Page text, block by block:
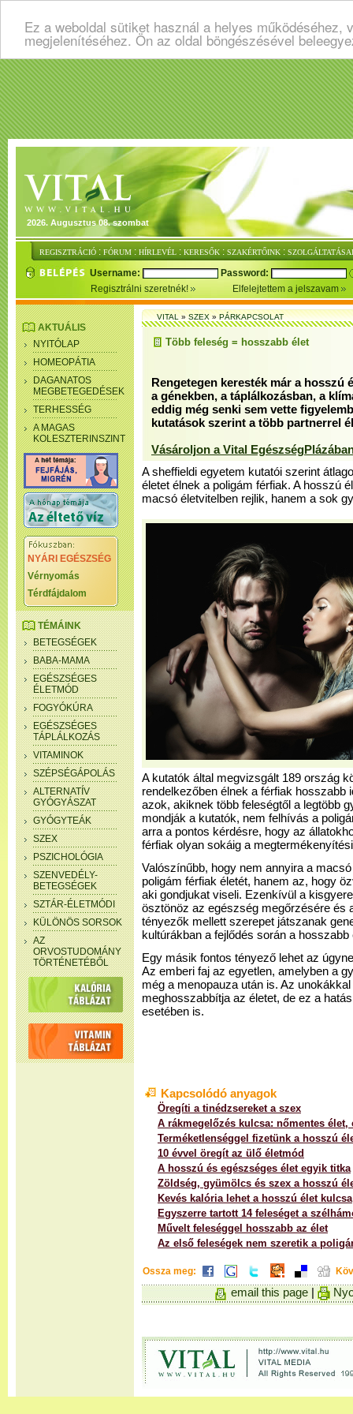
Ez a weboldal sütiket használ a helyes
megjelenítéséhez. Ön az oldal böngészésével
2026. Augusztus 08. szombat
REGISZTRÁCIÓ : FÓRUM : HÍRLEVÉL : KERESŐK : SZAKÉRTŐINK :
Username:
Password:
Regisztrálni szeretnék!
Elfelejtettem a jelszavam
AKTUÁLIS
NYITÓLAP
HOMEOPÁTIA
DAGANATOS
MEGBETEGEDÉSEK
TERHESSÉG
A MAGAS
KOLESZTERINSZINT
NYÁRI EGÉSZSÉG
Vérnyomás
Térdfájdalom
TÉMÁINK
BETEGSÉGEK
BABA-MAMA
EGÉSZSÉGES
ÉLETMÓD
FOGYÓKÚRA
EGÉSZSÉGES
TÁPLÁLKOZÁS
VITAMINOK
SZÉPSÉGÁPOLÁS
ALTERNATÍV
GYÓGYÁSZAT
GYÓGYTEÁK
SZEX
PSZICHOLÓGIA
SZENVEDÉLY-
BETEGSÉGEK
SZTÁR-ÉLETMÓDI
KÜLÖNÖS SORSOK
AZ
ORVOSTUDOMÁNY
TÖRTÉNETÉBŐL
VITAL»SZEX»PÁRKAPCSOLAT
Több feleség = hosszabb élet
Rengetegen keresték már a hosszú
a génekben, a táplálkozásban, a
eddig még senki sem vette
kutatások szerint a több partnerrel
Vásároljon a Vital
A sheffieldi egyetem kutatói szerint
életet élnek a poligám férfiak. A hosszú
macsó életvitelben rejlik, hanem a sok
A kutatók által megvizsgált 189 ország
rendelkezőben élnek a férfiak hosszabb
azok, akiknek több feleségtől a legtöbb
mondják a kutatók, nem felhívás a
arra a pontos kérdésre, hogy az
férfiak olyan sokáig a
Valószínűbb, hogy nem annyira a
poligám férfiak életét, hanem az, hogy
aki gondjukat viseli. Ezenkívül a
ösztönöz az egészség megőrzésére és
tényezők mellett szerepet játszanak
kultúrákban a fejlődés során a
Egy másik fontos tényező lehet az
Az emberi faj az egyetlen, amelyben a
még a menopauza után is. Az
meghosszabbítja az életet, de ez a
esetében is.
Kapcsolódó anyagok
Öregíti a tinédzsereket a szex
A rákmegelőzés kulcsa: nőmentes élet,
Terméketlenséggel fizetünk a hosszú
10 évvel öregít az ülő életmód
A hosszú és egészséges élet egyik titka
Zöldség, gyümölcs és szex a hosszú
Kevés kalória lehet a hosszú élet kulcsa
Egyszerre tartott 14 feleséget a
Művelt feleséggel hosszabb az élet
Az első feleségek nem szeretik a
Ossza meg:
email this page